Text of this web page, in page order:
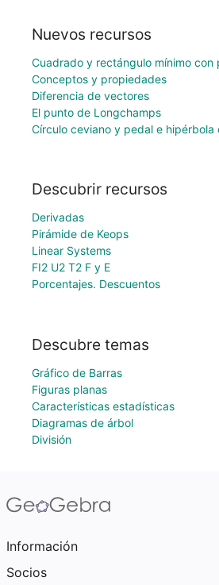
Nuevos recursos
Cuadrado y rectángulo mínimo con
Conceptos y propiedades
Diferencia de vectores
El punto de Longchamps
Círculo ceviano y pedal e hipérbola
Descubrir recursos
Derivadas
Pirámide de Keops
Linear Systems
FI2 U2 T2 F y E
Porcentajes. Descuentos
Descubre temas
Gráfico de Barras
Figuras planas
Características estadísticas
Diagramas de árbol
División
Información
Socios